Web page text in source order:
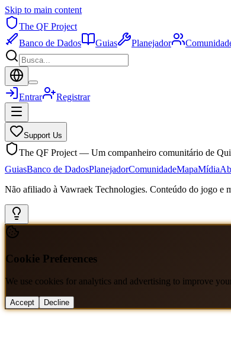
Skip to main content
The QF Project
Banco de Dados
Guias Planejador
Entrar Registrar
Support Us
The QF Project — Um companheiro comunitário de
GuiasBanco de DadosPlanejadorComunidadeMapaMídia
Não afiliado à Vawraek Technologies. Conteúdo do jogo e
Cookie Preferences
We use cookies for analytics and advertising to improve
Accept Decline